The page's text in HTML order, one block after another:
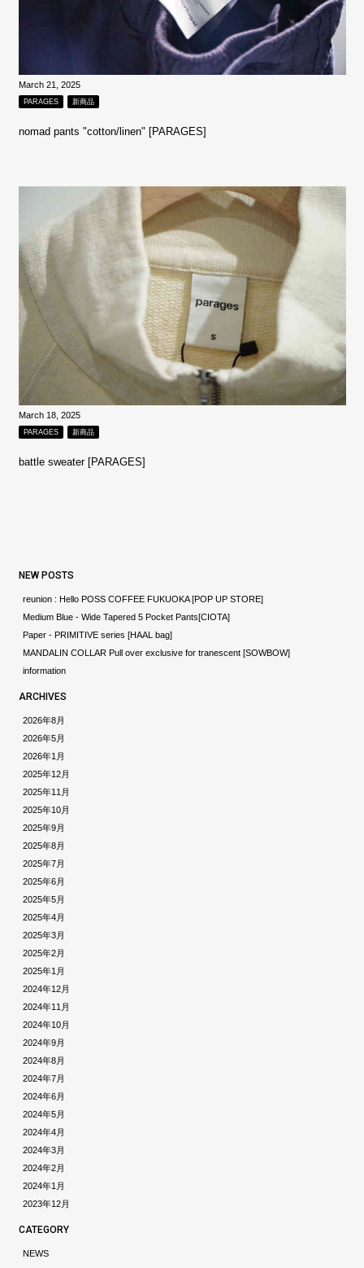
March 21, 2025
PARAGES 新商品
nomad pants "cotton/linen" [PARAGES]
March 18, 2025
PARAGES 新商品
battle sweater [PARAGES]
NEW POSTS
reunion : Hello POSS COFFEE FUKUOKA [POP UP STORE]
Medium Blue - Wide Tapered 5 Pocket Pants[CIOTA]
Paper - PRIMITIVE series [HAAL bag]
MANDALIN COLLAR Pull over exclusive for tranescent [SOWBOW]
information
ARCHIVES
2026年8月
2026年5月
2026年1月
2025年12月
2025年11月
2025年10月
2025年9月
2025年8月
2025年7月
2025年6月
2025年5月
2025年4月
2025年3月
2025年2月
2025年1月
2024年12月
2024年11月
2024年10月
2024年9月
2024年8月
2024年7月
2024年6月
2024年5月
2024年4月
2024年3月
2024年2月
2024年1月
2023年12月
CATEGORY
NEWS